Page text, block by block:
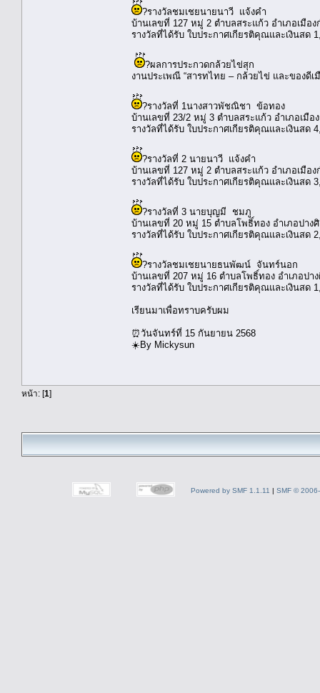
?️รางวัลชมเชย​นายนาวี แจ้งคำ
บ้านเลขที่ 127 หมู่ 2 ตำบลสระแก้ว อำเภอเมือ
รางวัลที่ได้รับ ใบประกาศเกียรติคุณและเงินสด
?ผลการประกวดกล้วยไข่สุก
งานประเพณี “สารทไทย – กล้วยไข่ และของดีเ
?รางวัลที่ 1​​นางสาวพัชณิชา ข้อทอง
บ้านเลขที่ 23/2 หมู่ 3 ตำบลสระแก้ว อำเภอเมือ
รางวัลที่ได้รับ ใบประกาศเกียรติคุณและเงินสด
?รางวัลที่ 2 ​​นายนาวี แจ้งคำ
บ้านเลขที่ 127 หมู่ 2 ตำบลสระแก้ว อำเภอเมือ
รางวัลที่ได้รับ ใบประกาศเกียรติคุณและเงินสด
?รางวัลที่ 3 ​​นายบุญมี ชมภู
บ้านเลขที่ 20 หมู่ 15 ตำบลโพธิ์ทอง อำเภอปาง
รางวัลที่ได้รับ ใบประกาศเกียรติคุณและเงินสด
?️รางวัลชมเชย​นายธนพัฒน์ จันทร์นอก
บ้านเลขที่ 207 หมู่ 16 ตำบลโพธิ์ทอง อำเภอปา
รางวัลที่ได้รับ ใบประกาศเกียรติคุณและเงินสด
เรียนมาเพื่อทราบครับผม
⏰วันจันทร์ที่ 15 กันยายน 2568
☀️By Mickysun
หน้า: [1]
Powered by SMF 1.1.11 | SMF ©